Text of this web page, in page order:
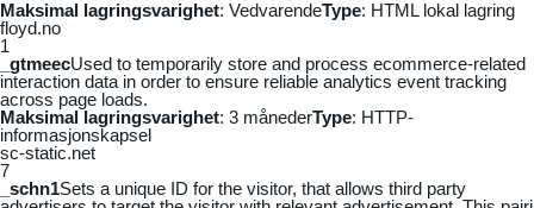
Maksimal lagringsvarighet: VedvarendeType: HTML lokal lagring
floyd.no
1
_gtmeecUsed to temporarily store and process ecommerce-related
interaction data in order to ensure reliable analytics event tracking
across page loads.
Maksimal lagringsvarighet: 3 månederType: HTTP-
informasjonskapsel
sc-static.net
7
_schn1Sets a unique ID for the visitor, that allows third party